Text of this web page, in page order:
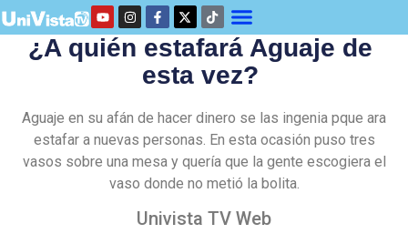
¿A quién estafará Aguaje de
esta vez?
Aguaje en su afán de hacer dinero se las ingenia pque ara
estafar a nuevas personas. En esta ocasión puso tres
vasos sobre una mesa y quería que la gente escogiera el
vaso donde no metió la bolita.
Univista TV Web